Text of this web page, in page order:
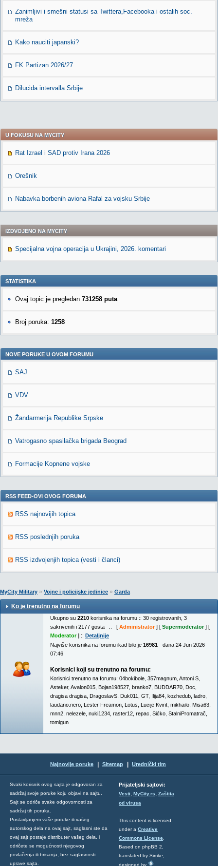
Zanimljivi i smešni statusi sa Twittera,Facebooka i ostalih soc.
mreža
Kako nauciti japanski?
FK Partizan 2026/27.
Dilucida intervalla Srbije
U FOKUSU NA MYCITY
Rat Izrael i SAD protiv Irana 2026
Orešnik
Nabavka borbenih aviona Rafal za vojsku Srbije
IZDVOJENO NA MYCITY
Specijalna vojna operacija u Ukrajini, 2026. komentari
STATISTIKA
Ovaj topic je pregledan 731258 puta
Broj poruka: 1258
NOVE PORUKE U OVOM FORUMU
SAJ
VDV
Žandarmerija Republike Srpske
Vatrogasno spasilačka brigada Beograd
Formacije Kopnene vojske
RSS FEED-OVI OVOG FORUMA
RSS najnovijih topica
RSS poslednjih poruka
RSS izdvojenjih topica (vesti i članci)
MyCity Military » Vojne i policijske jedinice » Garda
Ko je trenutno na forumu
Ukupno su 2210 korisnika na forumu :: 30 registrovanih, 3
sakrivenih i 2177 gosta :: [ Administrator] [ Supermoderator] [
Moderator] :: Detaljnije
Najviše korisnika na forumu ikad bilo je 16981 - dana 24 Jun 2026
07:46
Korisnici koji su trenutno na forumu:
Korisnici trenutno na forumu: 04bokibole 357magnum Antoni S
Asteker, Avalon015 Bojan198527 branko7 BUDDAR70 Doc
dragisa dragisa DragoslavS Duk011 GT, Ilija84 kozhedub ladro
laudano.nero Lester Freamon Lotus Lucije Kvint mikhailo Misa63
mnn2 nelezele nuki1234 raster12 repac Sićko StalniPromatrač
tomigun
Najnovije poruke Sitemap Urednički tim
Svaki korisnik ovog sajta je odgovoran za
sadržaj svoje poruke koju objavi na sajtu.
Sajt se odriče svake odgovornosti za
sadržaj tih poruka.
Postavljanjem vaše poruke ili vašeg
autorskog dela na ovaj sajt, saglasni ste da
ovaj sajt postaje distributer vašeg dela, i
odričete se mogućnosti njegovog
povlačenja ili brisanja, bez saglasnosti
uprave sajta.
Prijateljski sajtovi:
Vesti, MyCity.rs, Zaštita
od virusa
This content is licensed
under a Creative
Commons License
Based on phpBB 2,
translated by Simke,
designed by